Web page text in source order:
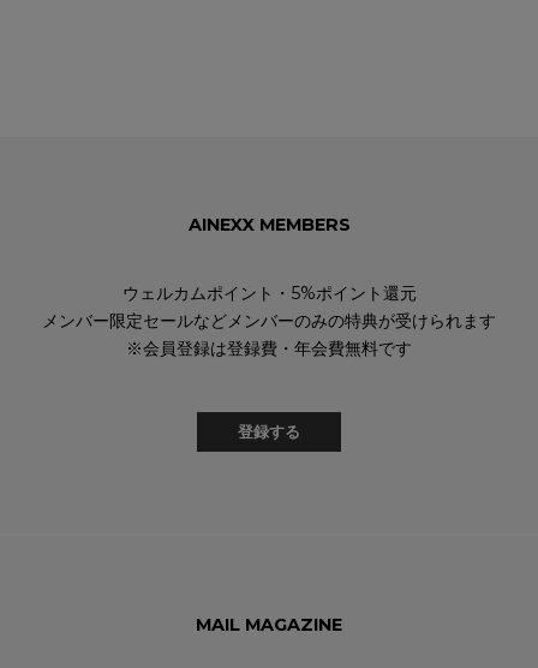
AINEXX MEMBERS
ウェルカムポイント・5%ポイント還元
メンバー限定セールなどメンバーのみの特典が受けられます
※会員登録は登録費・年会費無料です
登録する
MAIL MAGAZINE